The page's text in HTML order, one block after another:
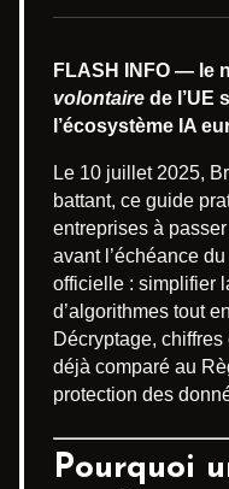
FLASH INFO — le
volontaire de l’UE
l’écosystème IA
Le 10 juillet 2025,
battant, ce guide
entreprises à
avant l’échéance
officielle : simplifier
d’algorithmes tout
Décryptage,
déjà comparé au
protection des
Pourquoi